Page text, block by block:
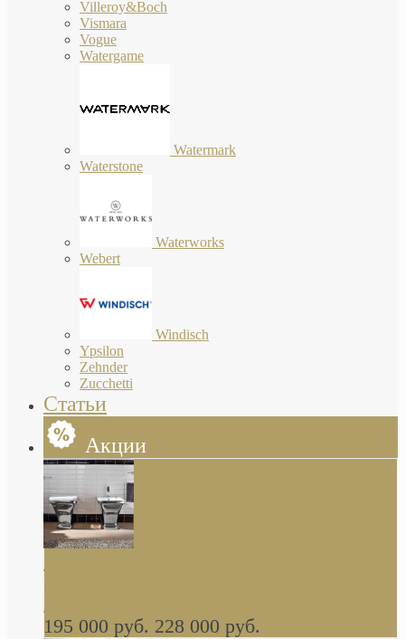
Villeroy&Boch
Vismara
Vogue
Watergame
Watermark
Waterstone
Waterworks
Webert
Windisch
Ypsilon
Zehnder
Zucchetti
Статьи
Акции
Butterfly Scarabeo КОМПЛЕКТ санфаянса
глянцевая платина В НАЛИЧИИ
195 000 руб. 228 000 руб.